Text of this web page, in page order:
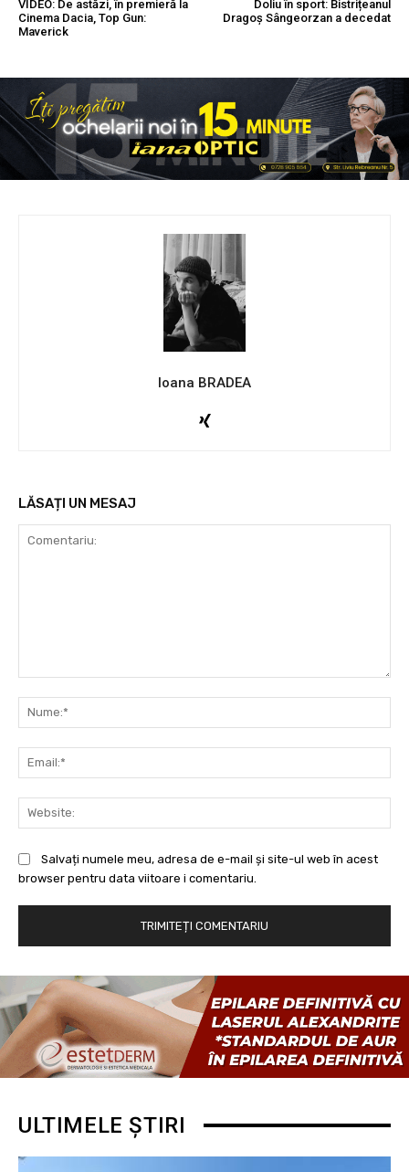
VIDEO: De astăzi, în premieră la
Cinema Dacia, Top Gun:
Maverick
Doliu în sport: Bistrițeanul
Dragoș Sângeorzan a decedat
Ioana BRADEA
LĂSAȚI UN MESAJ
Salvați numele meu, adresa de e-mail și site-ul web în acest
browser pentru data viitoare i comentariu.
ULTIMELE ȘTIRI